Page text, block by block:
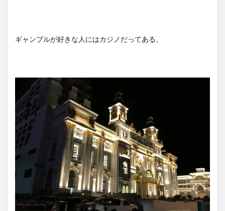
ギャンブルが好きな人にはカジノだってある。